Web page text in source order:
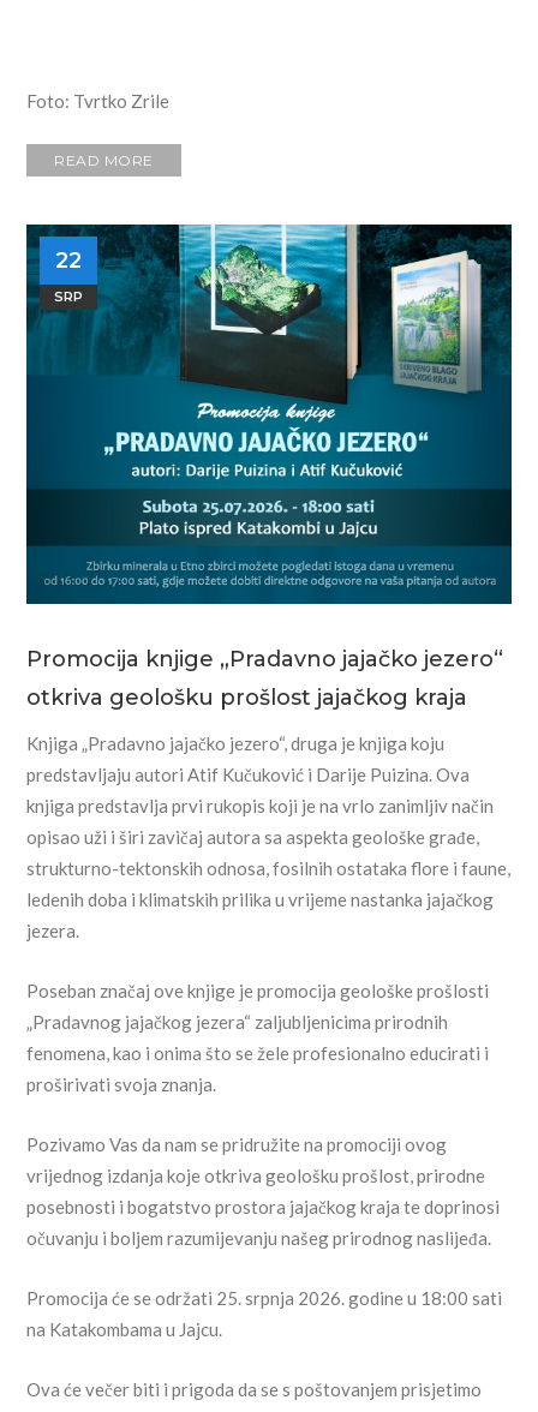
Foto: Tvrtko Zrile
READ MORE
22
SRP
Promocija knjige „Pradavno jajačko jezero“
otkriva geološku prošlost jajačkog kraja
Knjiga „Pradavno jajačko jezero“, druga je knjiga koju
predstavljaju autori Atif Kučuković i Darije Puizina. Ova
knjiga predstavlja prvi rukopis koji je na vrlo zanimljiv način
opisao uži i širi zavičaj autora sa aspekta geološke građe,
strukturno-tektonskih odnosa, fosilnih ostataka flore i faune,
ledenih doba i klimatskih prilika u vrijeme nastanka jajačkog
jezera.
Poseban značaj ove knjige je promocija geološke prošlosti
„Pradavnog jajačkog jezera“ zaljubljenicima prirodnih
fenomena, kao i onima što se žele profesionalno educirati i
proširivati svoja znanja.
Pozivamo Vas da nam se pridružite na promociji ovog
vrijednog izdanja koje otkriva geološku prošlost, prirodne
posebnosti i bogatstvo prostora jajačkog kraja te doprinosi
očuvanju i boljem razumijevanju našeg prirodnog naslijeđa.
Promocija će se održati 25. srpnja 2026. godine u 18:00 sati
na Katakombama u Jajcu.
Ova će večer biti i prigoda da se s poštovanjem prisjetimo